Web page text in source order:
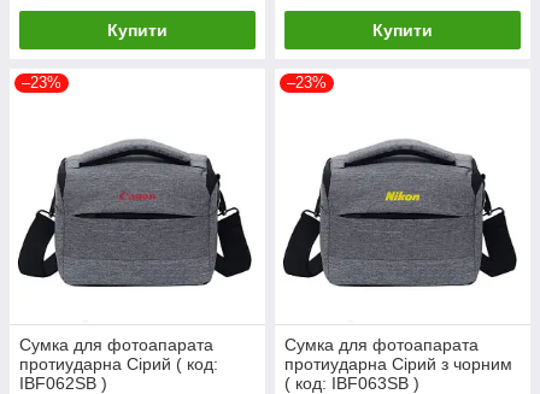
Купити Купити
–23%
Сумка для фотоапарата
протиударна Сірий ( код:
IBF062SB )
–23%
Сумка для фотоапарата
протиударна Сірий з чорним
( код: IBF063SB )